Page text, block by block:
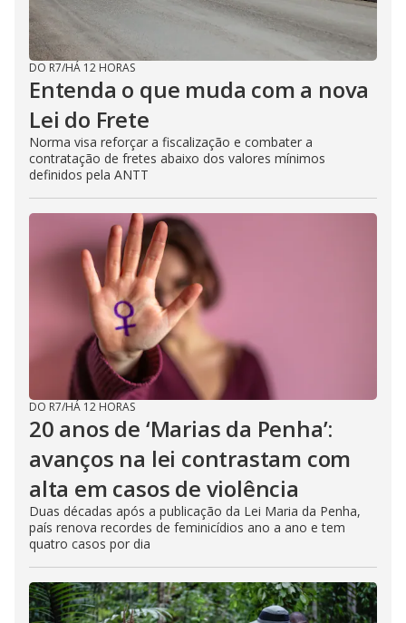
DO R7/HÁ 12 HORAS
Entenda o que muda com a nova
Lei do Frete
Norma visa reforçar a fiscalização e combater a
contratação de fretes abaixo dos valores mínimos
definidos pela ANTT
DO R7/HÁ 12 HORAS
20 anos de ‘Marias da Penha’:
avanços na lei contrastam com
alta em casos de violência
Duas décadas após a publicação da Lei Maria da Penha,
país renova recordes de feminicídios ano a ano e tem
quatro casos por dia